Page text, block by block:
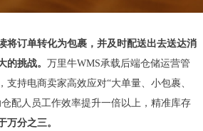
将订单转化为包裹，并及时配送出去送达消
的挑战。 万里牛WMS承载后端仓储运营管
支持电商卖家高效应对“大单量、小包裹、
配人员工作效率提升一倍以上，精准库存
万分之三。